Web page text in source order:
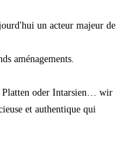
un acteur majeur de
aménagements.
Platten oder Intarsien… wir
et authentique qui